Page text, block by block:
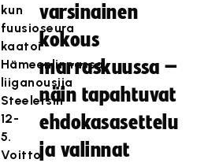
kun
fuusioseura
kaatoi
Hämeenlinnassa
liiganousija
Steelersin
12-
5.
Voitto
varsinainen
kokous
marraskuussa –
näin tapahtuvat
ehdokasasettelu
ja valinnat